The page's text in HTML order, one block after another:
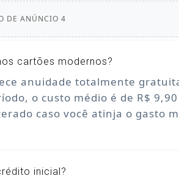
DE ANÚNCIO 4
cartões modernos?
anuidade totalmente
o custo médio é de R$
caso você atinja o gasto
inicial?